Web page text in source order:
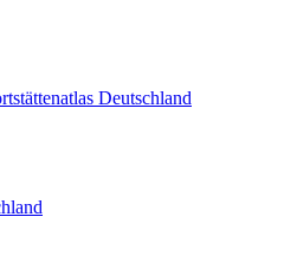
Deutschland